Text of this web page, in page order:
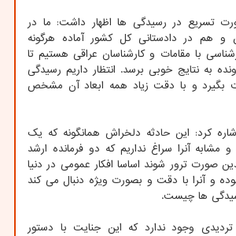
تسریع در رسیدگی ها اظهار داشت: ما در
و هم در دادستانی کل کشور آماده هرگونه
با مقامات و کارشناسان عراقی هستیم تا
به نتایج خوبی برسد. انتظار داریم رسیدگی
بگیرد و با دقت زیاد همه ابعاد آن مشخص
کرد: این حادثه دلخراش همانگونه که یک
مشابه آنرا سراغ نداریم که دو فرمانده ارشد
صورت ترور شوند اساسا افکار عمومی در دنیا
و آنرا با دقت و بصورت ویژه دنبال می کند
ها چیست.
وجود ندارد که این جنایت با دستور